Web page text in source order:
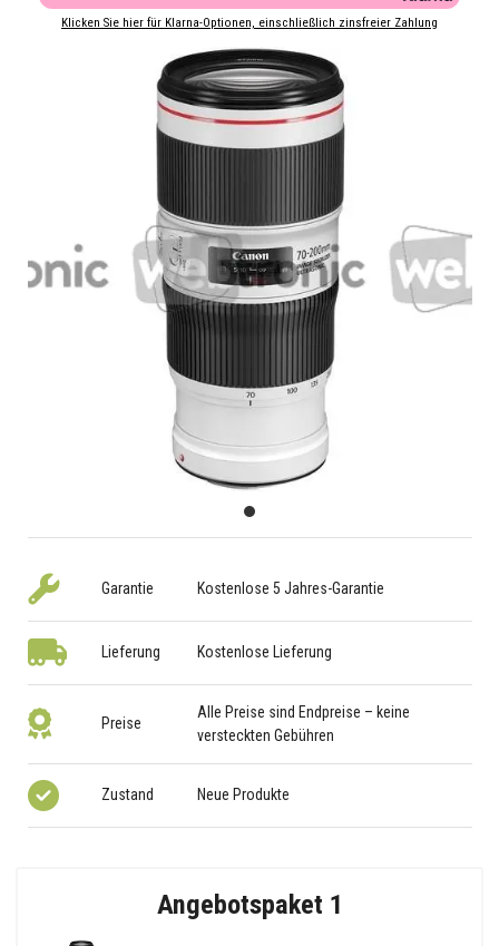
Klicken Sie hier für Klarna-Optionen, einschließlich zinsfreier Zahlung
Garantie Kostenlose 5 Jahres-Garantie
Lieferung Kostenlose Lieferung
Preise
Alle Preise sind Endpreise – keine
versteckten Gebühren
Zustand Neue Produkte
Angebotspaket 1